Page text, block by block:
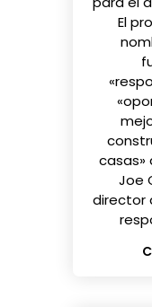
El
casas»
Joe
director